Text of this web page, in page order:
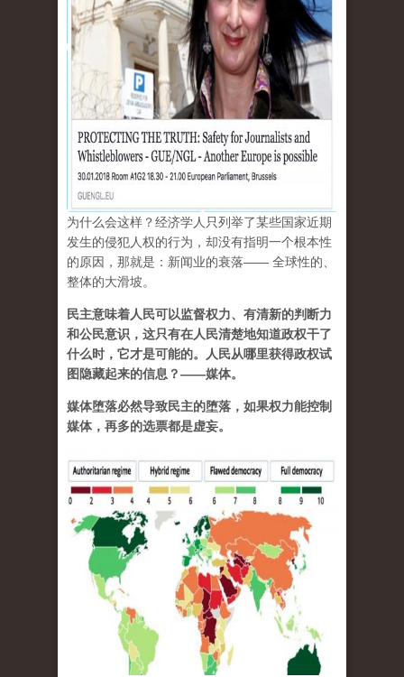
为什么会这样？经济学人只列举了某些国家近期
发生的侵犯人权的行为，却没有指明一个根本性
的原因，那就是：新闻业的衰落—— 全球性的、
整体的大滑坡。
民主意味着人民可以监督权力、有清新的判断力
和公民意识，这只有在人民清楚地知道政权干了
什么时，它才是可能的。人民从哪里获得政权试
图隐藏起来的信息？——媒体。
媒体堕落必然导致民主的堕落，如果权力能控制
媒体，再多的选票都是虚妄。